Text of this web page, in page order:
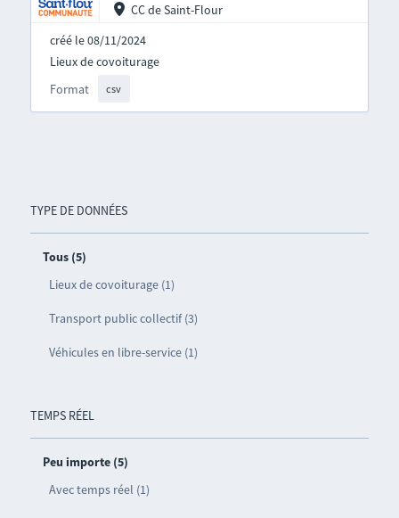
TYPE DE DONNÉES
Tous (5)
Lieux de covoiturage (1)
Transport public collectif (3)
Véhicules en libre-service (1)
TEMPS RÉEL
Peu importe (5)
Avec temps réel (1)
CC de Saint-Flour
créé le 08/11/2024
Format csv
Lieux de covoiturage